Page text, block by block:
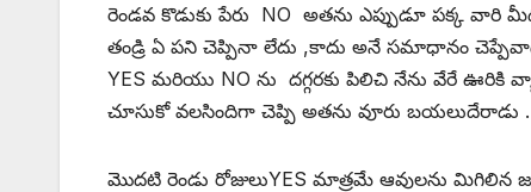
రెండవ కొడుకు పేరు NO అతను ఎప్పుడూ పక్క
తండ్రి ఏ పని చెప్పినా లేదు ,కాదు అనే సమాధానం
YES మరియు NO ను దగ్గరకు పిలిచి నేను వేరే ఊరికి
చూసుకో వలసిందిగా చెప్పి అతను వూరు బయలుదేరాడు .
మొదటి రెండు రోజులుYES మాత్రమే ఆవులను మిగిలిన